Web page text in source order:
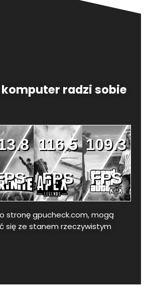
radzi sobie
116.5
FPS
109.3
FPS
stronę gpucheck.com, mogą
się ze stanem rzeczywistym